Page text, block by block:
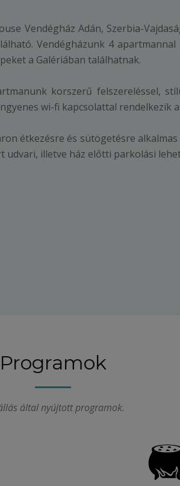
Vendégház Adán, Szerbia-
Vendégházunk 4
a Galériában találhatnak.
korszerű felszereléssel,
wi-fi kapcsolattal rendelkezik
étkezésre és sütögetésre
udvari, illetve ház előtti parkolási
Programok
által nyújtott programok.